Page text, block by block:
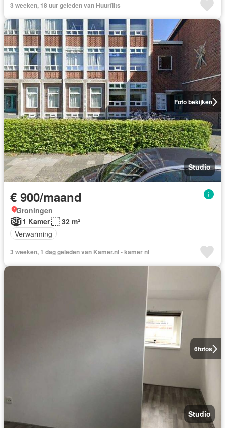
3 weeken, 18 uur geleden van Huurflits
Foto bekijken
Studio
€ 900/maand
Groningen
1 Kamer
32 m²
Verwarming
3 weeken, 1 dag geleden van Kamer.nl - kamer nl
6fotos
Studio